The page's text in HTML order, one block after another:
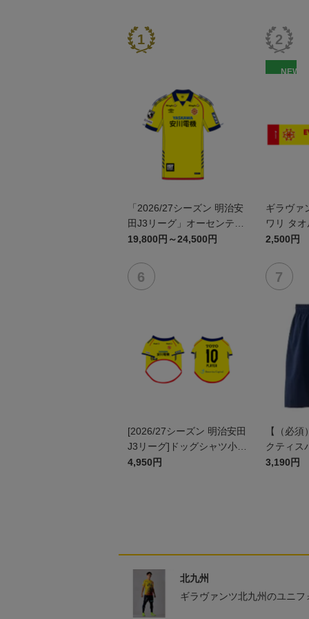
「2026/27シーズン 明治安
田J3リーグ」オーセンティ
ックユニフォームFP1st
19,800円～24,500円
NEW
ギラヴ
ワリ タ
2,500円
[2026/27シーズン 明治安田
J3リーグ]ドッグシャツ小型
犬用(FP1stデザイン)
4,950円
【（必
クティス
3,190円
北九州
ギラヴァンツ北九州のユニフ